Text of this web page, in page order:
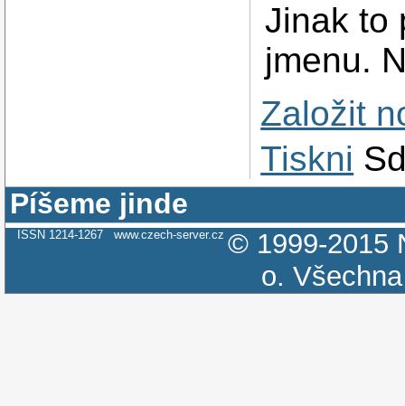
Jinak to
jmenu.
Založit
Tiskni
Píšeme jinde
ISSN 1214-1267 www.czech-server.cz © 1999-2015
o.